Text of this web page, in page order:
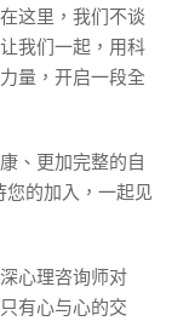
这里，我们不谈
我们一起，用科
量，开启一段全
、更加完整的自
您的加入，一起见
心理咨询师对
有心与心的交